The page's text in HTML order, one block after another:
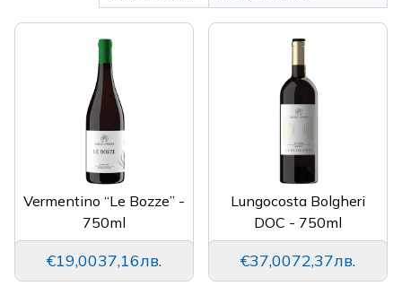
Vermentino “Le Bozze” -
750ml
€19,0037,16лв.
Lungocosta Bolgheri
DOC - 750ml
€37,0072,37лв.